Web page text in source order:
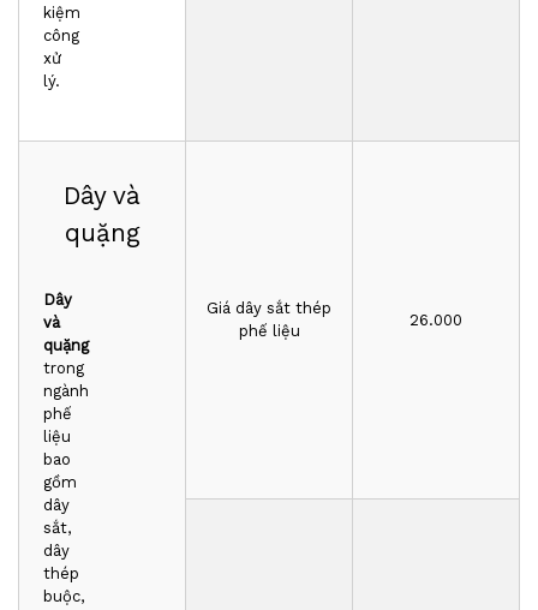
kiệm
công
xử
lý.
Dây và
quặng
Dây
và
quặng
trong
ngành
phế
liệu
bao
gồm
dây
sắt,
dây
thép
buộc,
Giá dây sắt thép
phế liệu
26.000